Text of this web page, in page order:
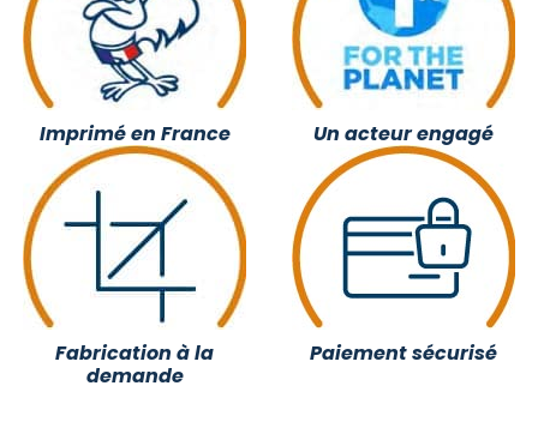
Imprimé en France Un acteur engagé
Fabrication à la
demande
Paiement sécurisé